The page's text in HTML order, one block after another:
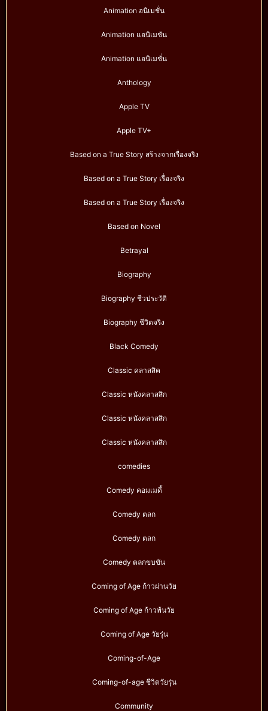
Animation อนิเมชั่น
Animation แอนิเมชัน
Animation แอนิเมชั่น
Anthology
Apple TV
Apple TV+
Based on a True Story สร้างจากเรื่องจริง
Based on a True Story เรื่องจริง
Based on a True Story เรื่องจริง
Based on Novel
Betrayal
Biography
Biography ชีวประวัติ
Biography ชีวิตจริง
Black Comedy
Classic คลาสสิค
Classic หนังคลาสสิก
Classic หนังคลาสสิก
Classic หนังคลาสสิก
comedies
Comedy คอมเมดี้
Comedy ตลก
Comedy ตลก
Comedy ตลกขบขัน
Coming of Age ก้าวผ่านวัย
Coming of Age ก้าวพ้นวัย
Coming of Age วัยรุ่น
Coming-of-Age
Coming-of-age ชีวิตวัยรุ่น
Community